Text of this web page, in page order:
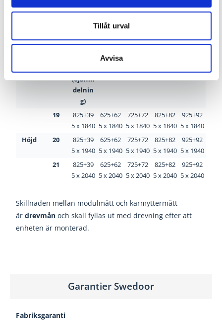
Tillåt urval
Avvisa
Pardör
Bredd
(ojämn
delnin
g)
19
825+39
5 x 1840
625+62
5 x 1840
725+72
5 x 1840
825+82
5 x 1840
925+92
5 x 1840
Höjd
20
825+39
5 x 1940
625+62
5 x 1940
725+72
5 x 1940
825+82
5 x 1940
925+92
5 x 1940
21
825+39
5 x 2040
625+62
5 x 2040
725+72
5 x 2040
825+82
5 x 2040
925+92
5 x 2040
Skillnaden mellan modulmått och karmyttermått
ärdrevmån och skall fyllas ut med drevning efter att
enheten är monterad.
Garantier Swedoor
Fabriksgaranti